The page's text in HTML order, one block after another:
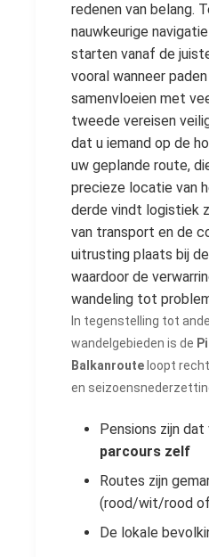
redenen van belang.
nauwkeurige
starten vanaf de
vooral wanneer
samenvloeien met
tweede vereisen
dat u iemand op de
uw geplande route,
precieze locatie van
derde vindt logistiek
van transport en de
uitrusting plaats bij
waardoor de
wandeling tot
In tegenstelling tot
wandelgebieden is de
Balkanroute loopt
en
Pensions zijn dat
parcours zelf
Routes zijn
(rood/wit/rood
De lokale